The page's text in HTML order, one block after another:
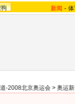
新闻 -
-2008北京奥运会 > 奥运